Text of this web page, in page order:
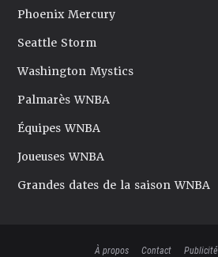
Phoenix Mercury
Seattle Storm
Washington Mystics
Palmarès WNBA
Équipes WNBA
Joueuses WNBA
Grandes dates de la saison WNBA
À propos Contact
Publicité